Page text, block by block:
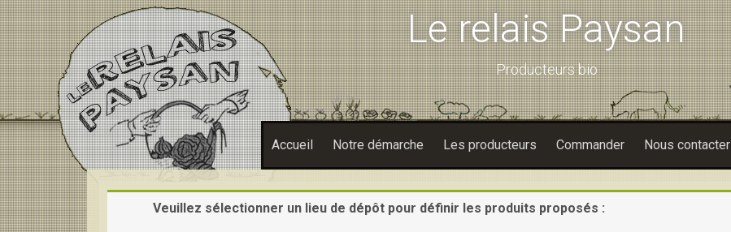
Le relais Paysan
Producteurs bio
Accueil Notre démarche Les producteurs Commander Nous contacter
Veuillez sélectionner un lieu de dépôt pour définir les produits proposés :